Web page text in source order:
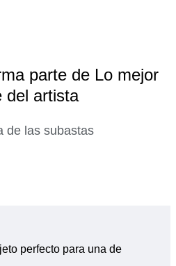
parte de Lo mejor
del artista
de las subastas
perfecto para una de